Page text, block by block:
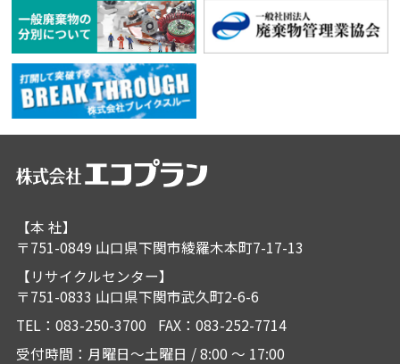
【本 社】
〒751-0849 山口県下関市綾羅木本町7-17-13
【リサイクルセンター】
〒751-0833 山口県下関市武久町2-6-6
TEL： 083-250-3700
FAX：083-252-7714
受付時間：月曜日～土曜日 / 8:00 ～ 17:00